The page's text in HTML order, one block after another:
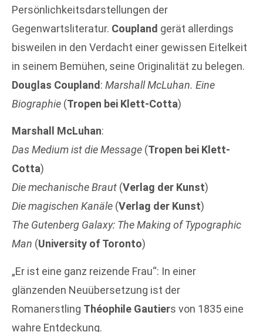
Persönlichkeitsdarstellungen der
Gegenwartsliteratur. Coupland gerät allerdings
bisweilen in den Verdacht einer gewissen Eitelkeit
in seinem Bemühen, seine Originalität zu belegen.
Douglas Coupland: Marshall McLuhan. Eine
Biographie (Tropen bei Klett-Cotta)
Marshall McLuhan:
Das Medium ist die Message (Tropen bei Klett-
Cotta)
Die mechanische Braut (Verlag der Kunst)
Die magischen Kanäle (Verlag der Kunst)
The Gutenberg Galaxy: The Making of Typographic
Man (University of Toronto)
„Er ist eine ganz reizende Frau“: In einer
glänzenden Neuübersetzung ist der
Romanerstling Théophile Gautiers von 1835 eine
wahre Entdeckung.